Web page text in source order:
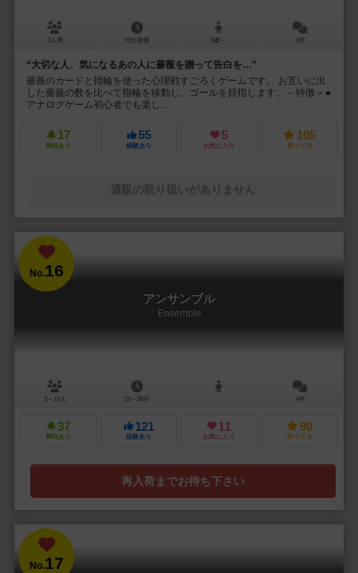
2人用 10分前後 8歳～ 2件
“大切な人、気になるあの人に薔薇を贈って告白を…”
薔薇のカードと指輪を使った心理戦すごろくゲームです。 お互いに出
した薔薇の数を比べて指輪を移動し、ゴールを目指します。 – 特徴 – ●
アナログゲーム初心者でも楽し...
17
興味あり
55
経験あり
5
お気に入り
105
持ってる
通販の取り扱いがありません
No.16
アンサンブル
Ensemble
2～10人 15～30分 4件
37
興味あり
121
経験あり
11
お気に入り
90
持ってる
再入荷までお待ち下さい
No.17